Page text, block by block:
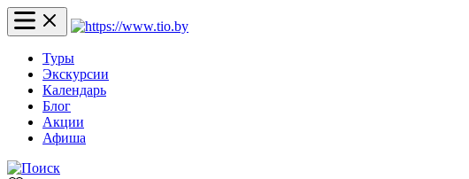
Туры
Экскурсии
Календарь
Блог
Акции
Афиша